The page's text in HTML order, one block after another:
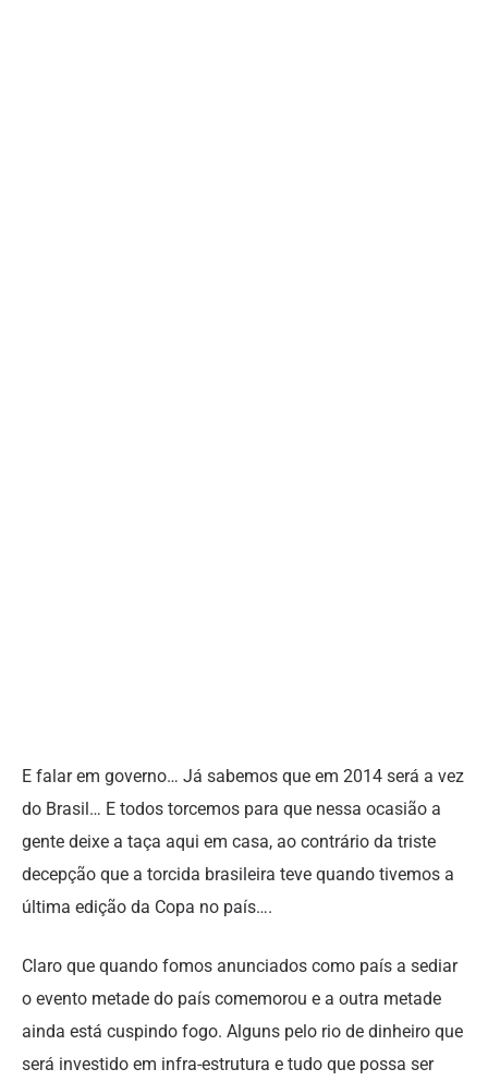
E falar em governo… Já sabemos que em 2014 será a vez
do Brasil… E todos torcemos para que nessa ocasião a
gente deixe a taça aqui em casa, ao contrário da triste
decepção que a torcida brasileira teve quando tivemos a
última edição da Copa no país….
Claro que quando fomos anunciados como país a sediar
o evento metade do país comemorou e a outra metade
ainda está cuspindo fogo. Alguns pelo rio de dinheiro que
será investido em infra-estrutura e tudo que possa ser